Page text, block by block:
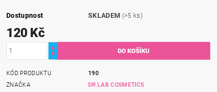
Dostupnost SKLADEM (>5 ks)
120 Kč
KÓD PRODUKTU
190
ZNAČKA
DR.LAB COSMETICS